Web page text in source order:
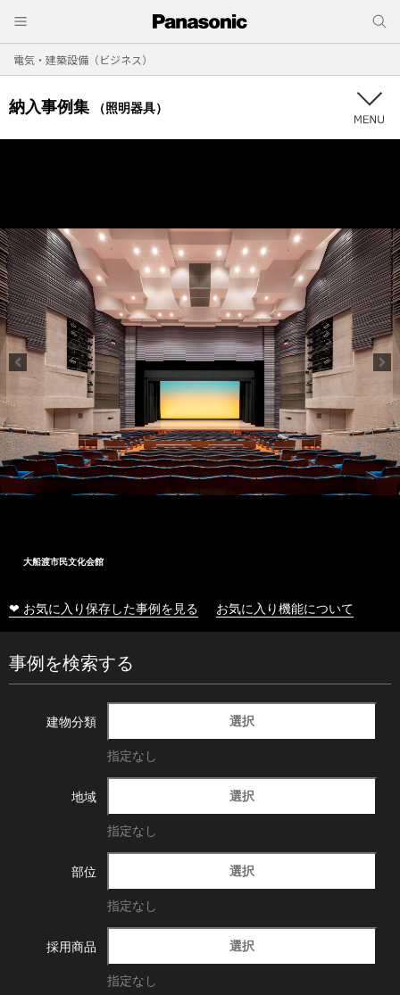
電気・建築設備（ビジネス）
納入事例集 （照明器具）
大船渡市民文化会館
❤ お気に入り保存した事例を見る お気に入り機能について
事例を検索する
建物分類 選択
指定なし
地域 選択
指定なし
部位 選択
指定なし
採用商品 選択
指定なし